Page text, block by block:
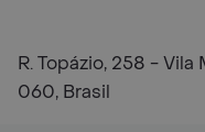
R. Topázio, 258 - Vila
060, Brasil